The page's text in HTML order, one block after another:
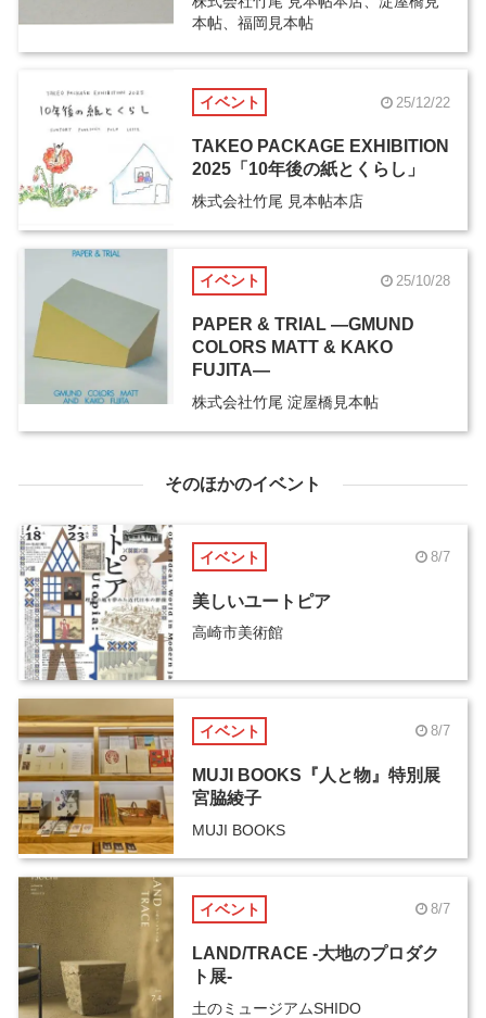
本帖、福岡見本帖
イベント 25/12/22
TAKEO PACKAGE EXHIBITION
2025「10年後の紙とくらし」
株式会社竹尾 見本帖本店
イベント 25/10/28
PAPER & TRIAL ―GMUND
COLORS MATT & KAKO
FUJITA―
株式会社竹尾 淀屋橋見本帖
そのほかのイベント
イベント 8/7
美しいユートピア
高崎市美術館
イベント 8/7
MUJI BOOKS『人と物』特別展
宮脇綾子
MUJI BOOKS
イベント 8/7
LAND/TRACE -大地のプロダク
ト展-
土のミュージアムSHIDO